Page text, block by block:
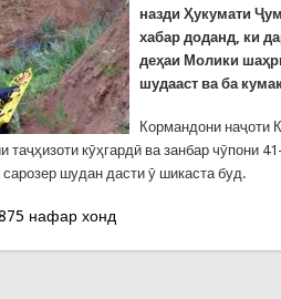
назди Ҳукумати
хабар доданд, ки
деҳаи Молики
шудааст ва ба
Кормандони наҷоти
таҷҳизоти кӯҳгардӣ ва занбар чӯпони
шудан дасти ӯ шикаста буд.
чӯпоне, ки ба ҷарии умқаш
нафар хонд